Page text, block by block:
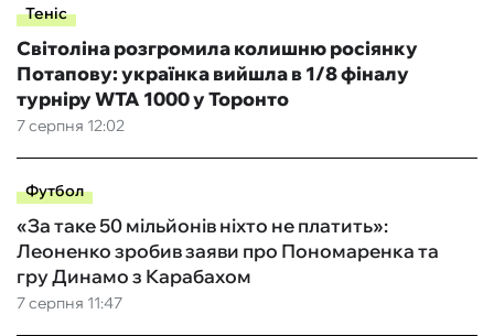
Теніс
7 серпня 12:02
Світоліна розгромила колишню росіянку
Потапову: українка вийшла в 1/8 фіналу
турніру WTA 1000 у Торонто
Футбол
7 серпня 11:47
«За таке 50 мільйонів ніхто не платить»:
Леоненко зробив заяви про Пономаренка та
гру Динамо з Карабахом